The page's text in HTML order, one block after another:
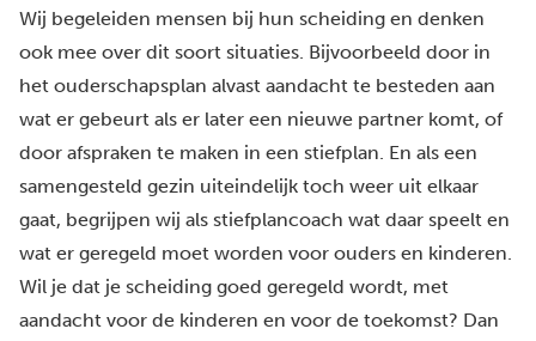
Wij begeleiden mensen bij hun scheiding en denken
ook mee over dit soort situaties. Bijvoorbeeld door in
het ouderschapsplan alvast aandacht te besteden aan
wat er gebeurt als er later een nieuwe partner komt, of
door afspraken te maken in een stiefplan. En als een
samengesteld gezin uiteindelijk toch weer uit elkaar
gaat, begrijpen wij als stiefplancoach wat daar speelt en
wat er geregeld moet worden voor ouders en kinderen.
Wil je dat je scheiding goed geregeld wordt, met
aandacht voor de kinderen en voor de toekomst? Dan